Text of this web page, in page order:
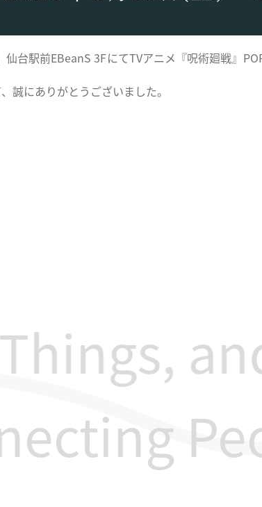
台駅前EBeanS 3FにてTVアニメ『呪術廻戦』
誠にありがとうございました。